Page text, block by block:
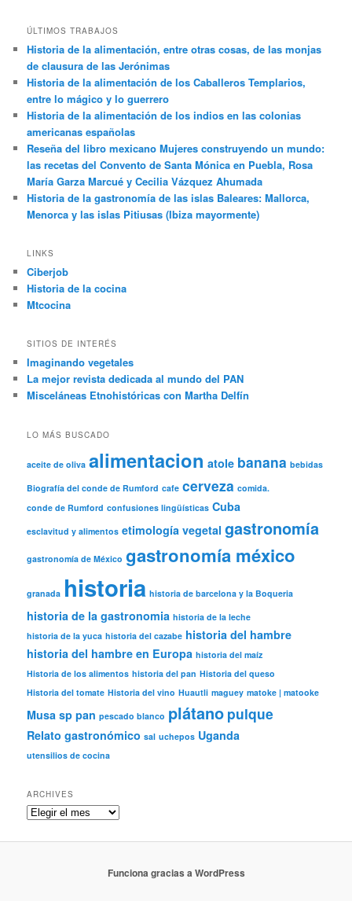
ÚLTIMOS TRABAJOS
Historia de la alimentación, entre otras cosas, de las monjas
de clausura de las Jerónimas
Historia de la alimentación de los Caballeros Templarios,
entre lo mágico y lo guerrero
Historia de la alimentación de los indios en las colonias
americanas españolas
Reseña del libro mexicano Mujeres construyendo un mundo:
las recetas del Convento de Santa Mónica en Puebla, Rosa
María Garza Marcué y Cecilia Vázquez Ahumada
Historia de la gastronomía de las islas Baleares: Mallorca,
Menorca y las islas Pitiusas (Ibiza mayormente)
LINKS
Ciberjob
Historia de la cocina
Mtcocina
SITIOS DE INTERÉS
Imaginando vegetales
La mejor revista dedicada al mundo del PAN
Misceláneas Etnohistóricas con Martha Delfín
LO MÁS BUSCADO
aceite de oliva alimentacion atole banana bebidas
Biografía del conde de Rumford cafe cerveza comida.
conde de Rumford confusiones lingüísticas Cuba
esclavitud y alimentos etimología vegetal gastronomía
gastronomía de México gastronomía méxico
granada historia historia de barcelona y la Boqueria
historia de la gastronomia historia de la leche
historia de la yuca historia del cazabe historia del hambre
historia del hambre en Europa historia del maíz
Historia de los alimentos historia del pan Historia del queso
Historia del tomate Historia del vino Huautli maguey matoke | matooke
Musa sp pan pescado blanco plátano pulque
Relato gastronómico sal uchepos Uganda
utensilios de cocina
ARCHIVES
Archives
Funciona gracias a WordPress